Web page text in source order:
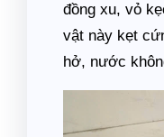
đồng xu, vỏ
vật này kẹt
hở, nước